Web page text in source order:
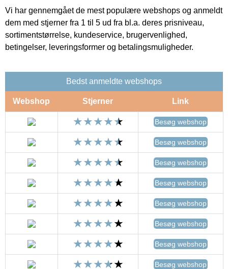
Vi har gennemgået de mest populære webshops og anmeldt
dem med stjerner fra 1 til 5 ud fra bl.a. deres prisniveau,
sortimentstørrelse, kundeservice, brugervenlighed,
betingelser, leveringsformer og betalingsmuligheder.
Bedst anmeldte webshops
Webshop Stjerner Link
Besøg webshop
Besøg webshop
Besøg webshop
Besøg webshop
Besøg webshop
Besøg webshop
Besøg webshop
Besøg webshop